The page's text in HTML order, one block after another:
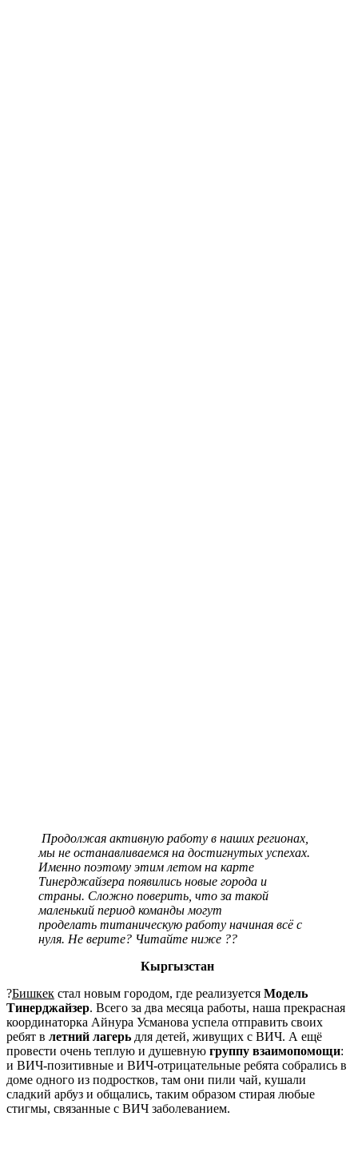
Продолжая активную работу в наших регионах,
мы не останавливаемся на достигнутых успехах.
Именно поэтому этим летом на карте
Тинерджайзера появились новые города и
страны. Сложно поверить, что за такой
маленький период команды могут
проделать титаническую работу начиная всё с
нуля. Не верите? Читайте ниже ??
Кыргызстан
?Бишкек стал новым городом, где реализуется Модель
Тинерджайзер. Всего за два месяца работы, наша прекрасная
координаторка Айнура Усманова успела отправить своих
ребят в летний лагерь для детей, живущих с ВИЧ. А ещё
провести очень теплую и душевную группу взаимопомощи:
и ВИЧ-позитивные и ВИЧ-отрицательные ребята собрались в
доме одного из подростков, там они пили чай, кушали
сладкий арбуз и общались, таким образом стирая любые
стигмы, связанные с ВИЧ заболеванием.